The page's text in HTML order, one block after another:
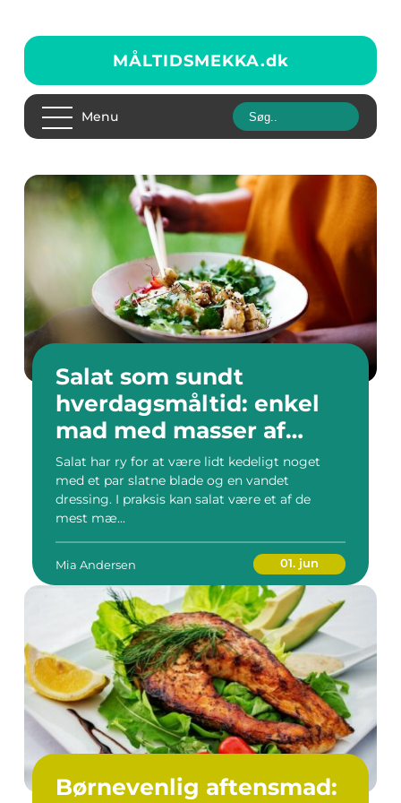
MÅLTIDSMEKKA.dk
Menu
Salat som sundt
hverdagsmåltid: enkel
mad med masser af
smag
Salat har ry for at være lidt kedeligt noget
med et par slatne blade og en vandet
dressing. I praksis kan salat være et af de
mest mæ...
Mia Andersen 01. jun
Børnevenlig aftensmad: